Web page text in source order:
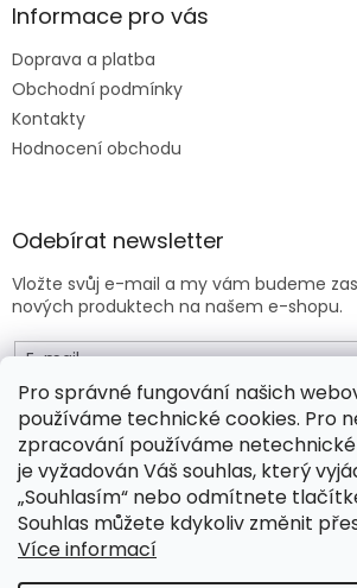
Pro správné fungování našich
používáme technické cookies. Pro
zpracování používáme
je vyžadován Váš souhlas, který
„Souhlasím“ nebo odmítnete
Souhlas můžete kdykoliv změnit
Více informací
Informace pro vás
Doprava a platba
Obchodní podmínky
Kontakty
Hodnocení obchodu
Odebírat newsletter
Vložte svůj e-mail a my vám budeme
nových produktech na našem e-shopu.
E-mail
Vložením e-mailu souhlasíte s
PŘIHLÁSIT SE